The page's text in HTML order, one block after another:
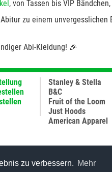
zu verbessern. Mehr
, von Tassen bis VIP
zu einem
Abi-Kleidung! 🎉
Stanley & Stella
B&C
Fruit of the Loom
Just Hoods
American Apparel